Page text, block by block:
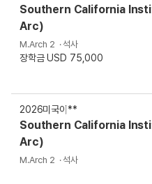
Southern California
Arc)
M.Arch 2 · 석사
장학금 USD 75,000
2026미국이**
Southern California
Arc)
M.Arch 2 · 석사